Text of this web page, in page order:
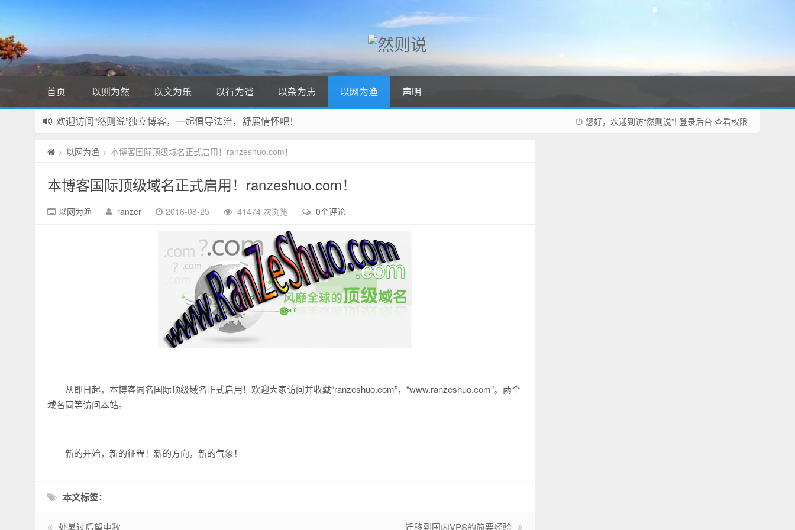
首页 以则为然 以文为乐 以行为遣 以杂为志 以网为渔 声明
您好，欢迎到访“然则说”! 登录后台 查看权限
欢迎访问“然则说”独立博客，一起倡导法治，舒展情怀吧！
部分内容可能来自网络，如有侵权请联系站长删除！
> 以网为渔 > 本博客国际顶级域名正式启用！ranzeshuo.com！
本博客国际顶级域名正式启用！ranzeshuo.com！
以网为渔 ranzer 2016-08-25 41474 次浏览 0个评论
从即日起，本博客同名国际顶级域名正式启用！欢迎大家访问并收藏“ranzeshuo.com”，“www.ranzeshuo.com”。两个
域名同等访问本站。
新的开始，新的征程！新的方向，新的气象！
本文标签：
处暑过后望中秋 迁移到国内VPS的简要经验